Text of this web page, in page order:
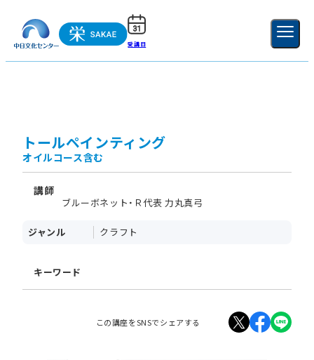
受講日 新規登録
トールペインティング
オイルコース含む
講師
ブルーボネット・Ｒ代表 力丸真弓
ジャンル クラフト
キーワード
この講座をSNSでシェアする